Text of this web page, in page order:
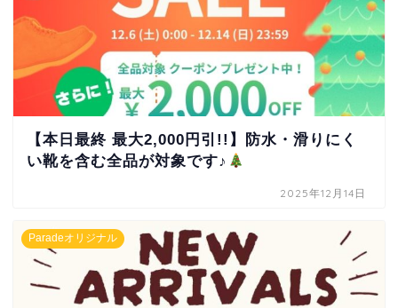
【本日最終 最大2,000円引!!】防水・滑りにく
い靴を含む全品が対象です♪
2025年12月14日
Paradeオリジナル